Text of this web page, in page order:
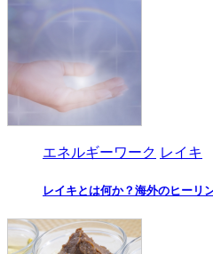
エネルギーワーク レイキ
レイキとは何か？海外のヒーリ